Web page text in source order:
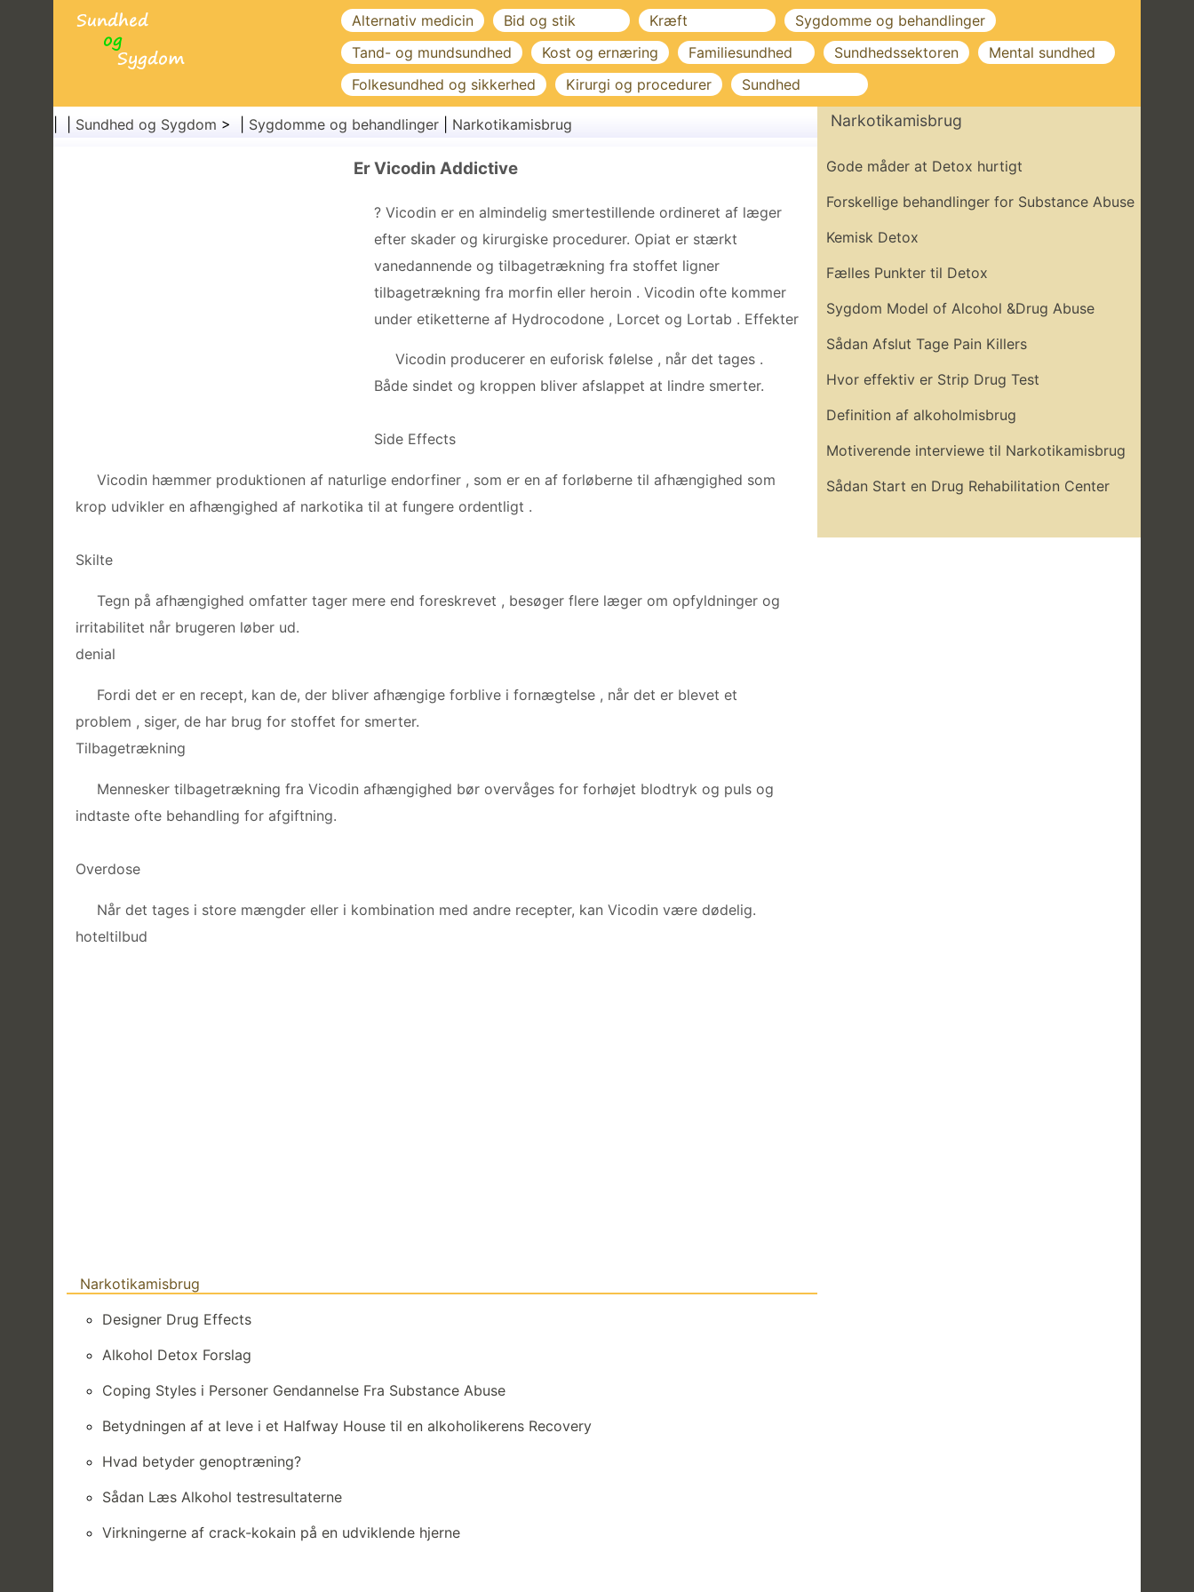
Alternativ medicin Bid og stik Kræft
Sygdomme og behandlinger
Tand- og mundsundhed
Kost og ernæring Familiesundhed Sundhedssektoren
Mental sundhed
Folkesundhed og sikkerhed
Kirurgi og procedurer Sundhed
Sundhed og Sygdom > | Sygdomme og behandlinger Narkotikamisbrug
Er Vicodin Addictive
? Vicodin er en almindelig smertestillende ordineret af læger
efter skader og kirurgiske procedurer. Opiat er stærkt
vanedannende og tilbagetrækning fra stoffet ligner
tilbagetrækning fra morfin eller heroin . Vicodin ofte kommer
under etiketterne af Hydrocodone , Lorcet og Lortab . Effekter
Vicodin producerer en euforisk følelse , når det tages .
Både sindet og kroppen bliver afslappet at lindre smerter.
Side Effects
Vicodin hæmmer produktionen af naturlige endorfiner , som er en af ​​forløberne til afhængighed som
krop udvikler en afhængighed af narkotika til at fungere ordentligt .
Skilte
Tegn på afhængighed omfatter tager mere end foreskrevet , besøger flere læger om opfyldninger og
irritabilitet når brugeren løber ud.
denial
Fordi det er en recept, kan de, der bliver afhængige forblive i fornægtelse , når det er blevet et
problem , siger, de har brug for stoffet for smerter.
Tilbagetrækning
Mennesker tilbagetrækning fra Vicodin afhængighed bør overvåges for forhøjet blodtryk og puls og
indtaste ofte behandling for afgiftning.
Overdose
Når det tages i store mængder eller i kombination med andre recepter, kan Vicodin være dødelig.
hoteltilbud
Narkotikamisbrug
Designer Drug Effects
Alkohol Detox Forslag
Coping Styles i Personer Gendannelse Fra Substance Abuse
Betydningen af ​​at leve i et Halfway House til en alkoholikerens Recovery
Hvad betyder genoptræning?
Sådan Læs Alkohol testresultaterne
Virkningerne af crack-kokain på en udviklende hjerne
Narkotikamisbrug
Gode ​​måder at Detox hurtigt
Forskellige behandlinger for Substance Abuse
Kemisk Detox
Fælles Punkter til Detox
Sygdom Model of Alcohol &Drug Abuse
Sådan Afslut Tage Pain Killers
Hvor effektiv er Strip Drug Test
Definition af alkoholmisbrug
Motiverende interviewe til Narkotikamisbrug
Sådan Start en Drug Rehabilitation Center